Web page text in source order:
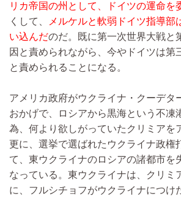
リカ帝国の州として、ドイツの運命を
くして、
メルケルと軟弱ドイツ指導部
い込んだのだ。既に第一次世界大戦と
因と責められながら、今やドイツは第
と責められることになる。
アメリカ政府がウクライナ・クーデタ
おかげで、ロシアから黒海という不凍
為、何より欲しがっていたクリミアを
更に、選挙で選ばれたウクライナ政権
て、東ウクライナのロシアの諸都市を
なっている。東ウクライナは、クリミ
に、フルシチョフがウクライナにつけ